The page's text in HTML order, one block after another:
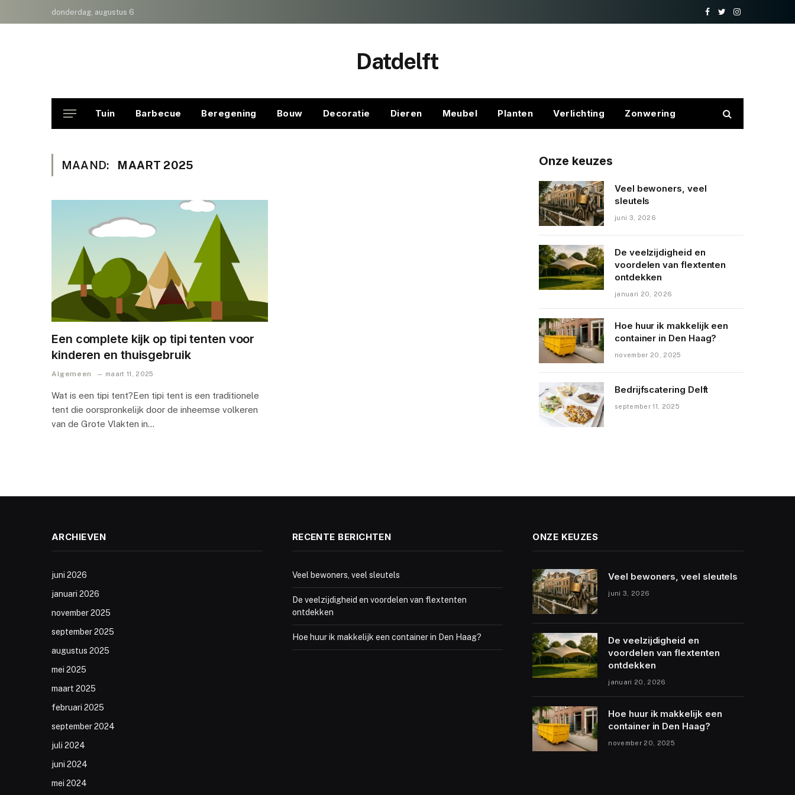
donderdag, augustus 6
Facebook
TwitterInstagram
Datdelft
Tuin Barbecue Beregening Bouw Decoratie Dieren Meubel Planten Verlichting Zonwering
MAAND: MAART 2025
Een complete kijk op tipi tenten voor
kinderen en thuisgebruik
Algemeen maart 11, 2025
Wat is een tipi tent?Een tipi tent is een traditionele
tent die oorspronkelijk door de inheemse volkeren
van de Grote Vlakten in…
Onze keuzes
Veel bewoners, veel
sleutels
juni 3, 2026
De veelzijdigheid en
voordelen van flextenten
ontdekken
januari 20, 2026
Hoe huur ik makkelijk een
container in Den Haag?
november 20, 2025
Bedrijfscatering Delft
september 11, 2025
ARCHIEVEN
juni 2026
januari 2026
november 2025
september 2025
augustus 2025
mei 2025
maart 2025
februari 2025
september 2024
juli 2024
juni 2024
mei 2024
RECENTE BERICHTEN
Veel bewoners, veel sleutels
De veelzijdigheid en voordelen van flextenten
ontdekken
Hoe huur ik makkelijk een container in Den Haag?
ONZE KEUZES
Veel bewoners, veel sleutels
juni 3, 2026
De veelzijdigheid en
voordelen van flextenten
ontdekken
januari 20, 2026
Hoe huur ik makkelijk een
container in Den Haag?
november 20, 2025